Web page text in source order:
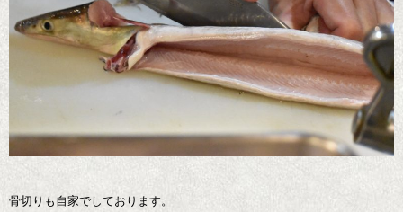
骨切りも自家でしております。